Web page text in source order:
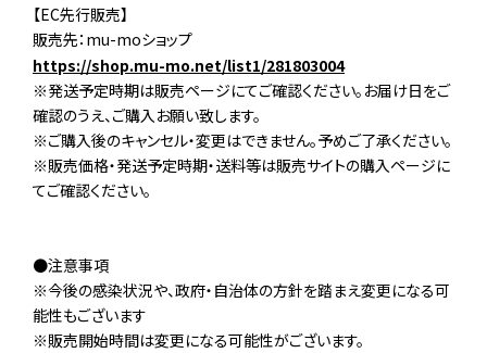
【EC先行販売】
販売先：mu-moショップ
https://shop.mu-mo.net/list1/281803004
※発送予定時期は販売ページにてご確認ください。お届け日をご
確認のうえ、ご購入お願い致します。
※ご購入後のキャンセル・変更はできません。予めご了承ください。
※販売価格・発送予定時期・送料等は販売サイトの購入ページに
てご確認ください。
●注意事項
※今後の感染状況や、政府・自治体の方針を踏まえ変更になる可
能性もございます
※販売開始時間は変更になる可能性がございます。